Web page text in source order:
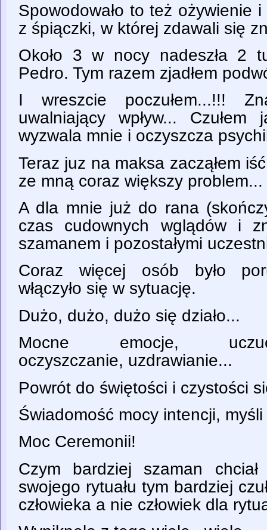
Spowodowało to też ożywienie
z śpiączki, w której zdawali się
Około 3 w nocy nadeszła 2
Pedro. Tym razem zjadłem
I wreszcie poczułem...!!!
uwalniający wpływ...
wyzwala mnie i oczyszcza
Teraz juz na maksa zacząłem
ze mną coraz większy problem...
A dla mnie już do rana
czas cudownych wglądów i
szamanem i pozostałymi
Coraz więcej osób było
włączyło się w sytuację.
Dużo, dużo, dużo się działo...
Mocne emocje,
oczyszczanie, uzdrawianie...
Powrót do świętości i czystości
Świadomość mocy intencji, myśli
Moc Ceremonii!
Czym bardziej szaman
swojego rytuału tym bardziej
człowieka a nie człowiek dla